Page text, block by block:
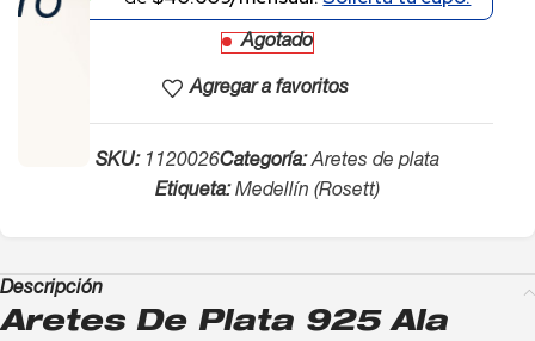
Agotado
Agregar a favoritos
SKU: 1120026Categoría: Aretes de plata
Etiqueta: Medellín (Rosett)
Descripción
Aretes De Plata 925 Ala